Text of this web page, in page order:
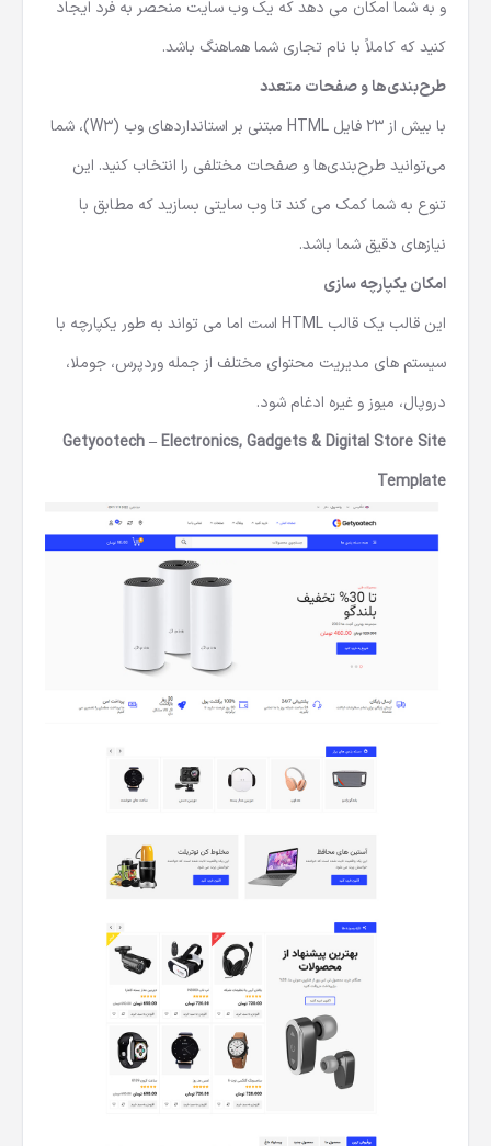
و به شما امکان می دهد که یک وب سایت منحصر به فرد ایجاد
کنید که کاملاً با نام تجاری شما هماهنگ باشد.
طرح‌بندی‌ها و صفحات متعدد
با بیش از 23 فایل HTML مبتنی بر استانداردهای وب (W3)، شما
می‌توانید طرح‌بندی‌ها و صفحات مختلفی را انتخاب کنید. این
تنوع به شما کمک می کند تا وب سایتی بسازید که مطابق با
نیازهای دقیق شما باشد.
امکان یکپارچه سازی
این قالب یک قالب HTML است اما می تواند به طور یکپارچه با
سیستم های مدیریت محتوای مختلف از جمله وردپرس، جوملا،
دروپال، میوز و غیره ادغام شود.
Getyootech – Electronics, Gadgets & Digital Store Site
Template